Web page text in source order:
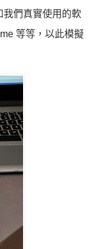
我們真實使用的軟
等等，以此模擬